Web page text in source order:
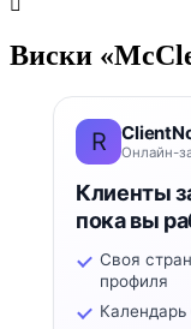
Виски
R Онлайн-
Клиенты
пока вы
Своя
профиля
Календарь